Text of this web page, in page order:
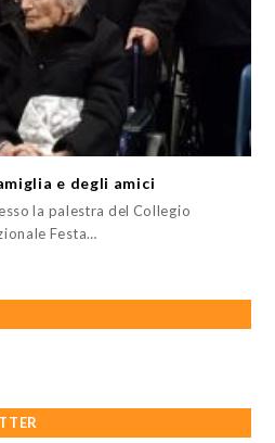
e degli amici
la palestra del Collegio
Festa…